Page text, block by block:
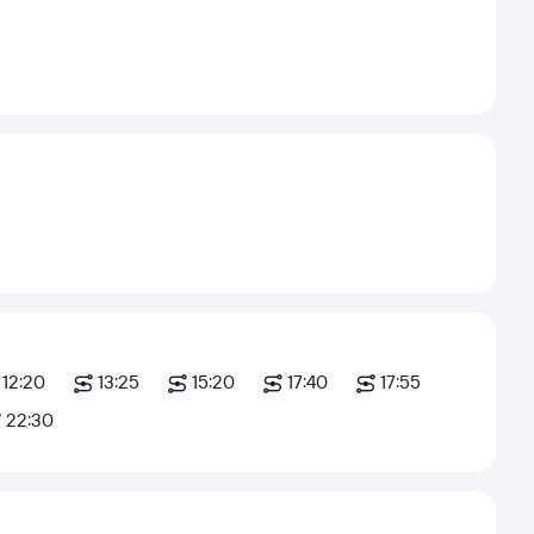
12:20 13:25 15:20 17:40
17:55
22:30